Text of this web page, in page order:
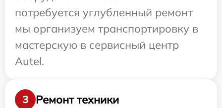
потребуется углубленный ремонт
мы организуем транспортировку в
мастерскую в сервисный центр
Autel.
3
Ремонт техники